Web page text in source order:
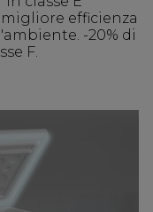
efficienza
-20% di
F.